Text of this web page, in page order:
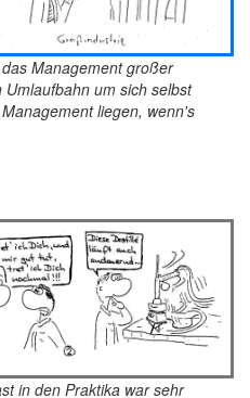
Management großer
um sich selbst
liegen, wenn's
in den Praktika war sehr